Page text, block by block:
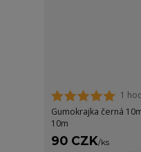
1
Gumokrajka černá
10m
90 CZK/ks